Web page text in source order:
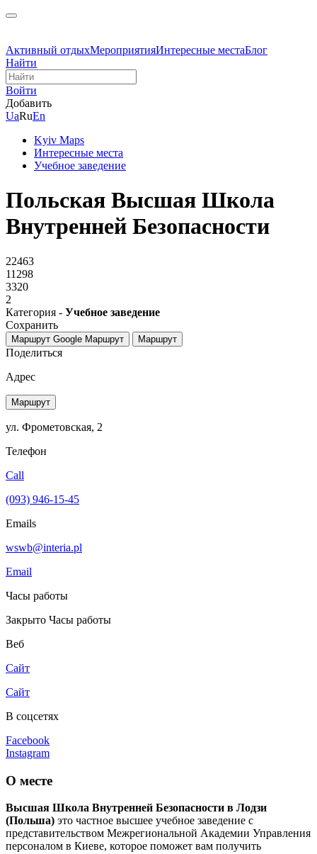
Активный отдыхМероприятияИнтересные местаБлог
Найти
Войти
Добавить
UaRuEn
Kyiv Maps
Интересные места
Учебное заведение
Польская Высшая Школа
Внутренней Безопасности
22463
11298
3320
2
Категория - Учебное заведение
Сохранить
Маршрут Google Маршрут Маршрут
Поделиться
Адрес
Маршрут
ул. Фрометовская, 2
Телефон
Call
(093) 946-15-45
Emails
wswb@interia.pl
Email
Часы работы
Закрыто Часы работы
Веб
Сайт
Сайт
В соцсетях
Facebook
Instagram
О месте
Высшая Школа Внутренней Безопасности в Лодзи
(Польша) это частное высшее учебное заведение с
представительством Межрегиональной Академии Управления
персоналом в Киеве, которое поможет вам получить